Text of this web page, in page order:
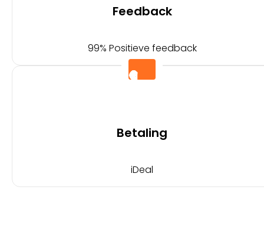
Feedback
99% Positieve feedback
Betaling
iDeal